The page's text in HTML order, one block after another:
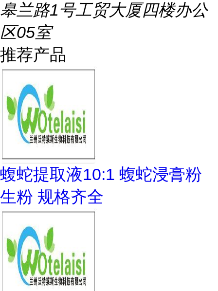
皋兰路1号工贸大厦四楼办公
区05室
推荐产品
蝮蛇提取液10:1 蝮蛇浸膏粉
生粉 规格齐全